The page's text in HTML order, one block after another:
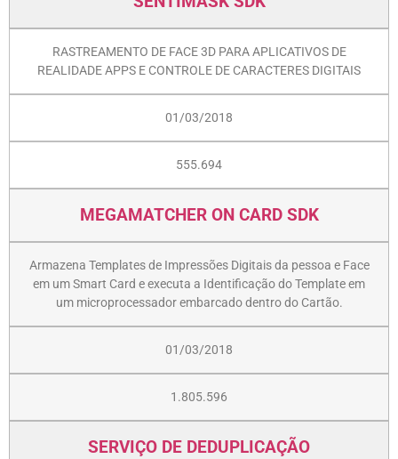
RASTREAMENTO DE FACE 3D PARA APLICATIVOS DE
REALIDADE APPS E CONTROLE DE CARACTERES DIGITAIS
01/03/2018
555.694
MEGAMATCHER ON CARD SDK
Armazena Templates de Impressões Digitais da pessoa e Face
em um Smart Card e executa a Identificação do Template em
um microprocessador embarcado dentro do Cartão.
01/03/2018
1.805.596
SERVIÇO DE DEDUPLICAÇÃO